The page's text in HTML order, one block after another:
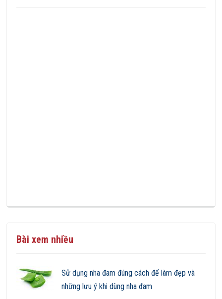
Bài xem nhiều
Sử dụng nha đam đúng cách để làm đẹp và
những lưu ý khi dùng nha đam